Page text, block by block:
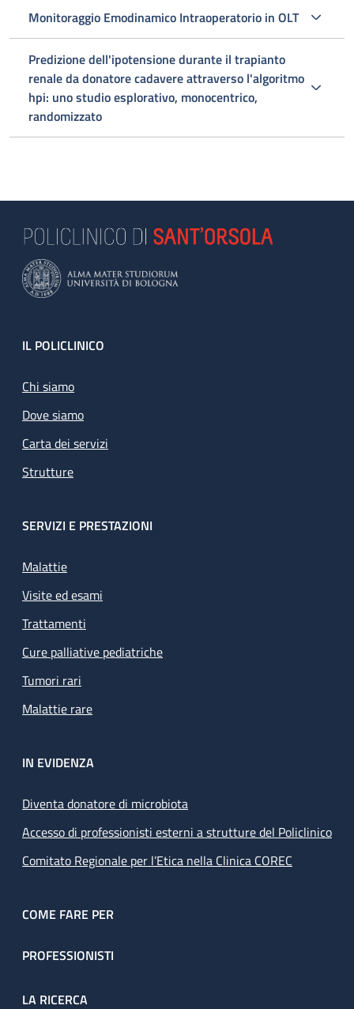
Monitoraggio Emodinamico Intraoperatorio in OLT
Predizione dell'ipotensione durante il trapianto
renale da donatore cadavere attraverso l'algoritmo
hpi: uno studio esplorativo, monocentrico,
randomizzato
Footer
IL POLICLINICO
Chi siamo
Dove siamo
Carta dei servizi
Strutture
SERVIZI E PRESTAZIONI
Malattie
Visite ed esami
Trattamenti
Cure palliative pediatriche
Tumori rari
Malattie rare
IN EVIDENZA
Diventa donatore di microbiota
Accesso di professionisti esterni a strutture del Policlinico
Comitato Regionale per l’Etica nella Clinica COREC
COME FARE PER
PROFESSIONISTI
LA RICERCA